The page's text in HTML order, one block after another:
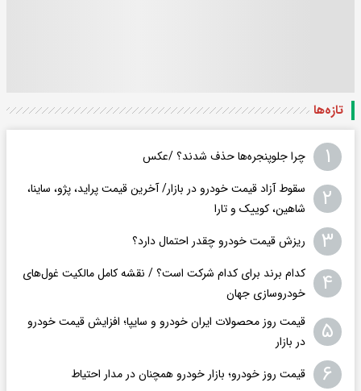
تازه‌ها
۱ چرا جلوپنجره‌ها حذف شدند؟ /عکس
۲
سقوط آزاد قیمت خودرو در بازار/ آخرین قیمت پراید، پژو، ساینا،
شاهین، کوییک و تارا
۳ ریزش قیمت خودرو چقدر احتمال دارد؟
۴
کدام برند برای کدام شرکت است؟ / نقشه کامل مالکیت غول‌های
خودروسازی جهان
۵
قیمت روز محصولات ایران خودرو و سایپا؛ افزایش قیمت خودرو
در بازار
۶ قیمت روز خودرو؛ بازار خودرو همچنان در مدار احتیاط